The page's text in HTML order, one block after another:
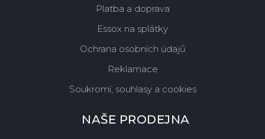
Platba a doprava
Essox na splátky
Ochrana osobních údajů
Reklamace
Soukromí, souhlasy a cookies
NAŠE PRODEJNA